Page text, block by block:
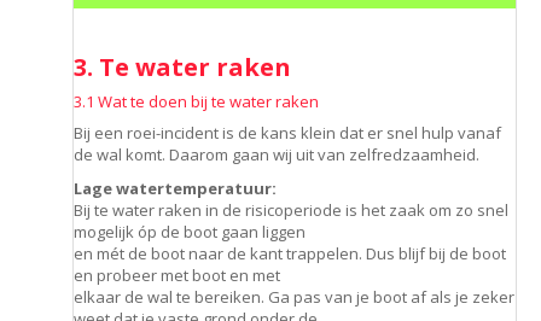
3. Te water raken
3.1 Wat te doen bij te water raken
Bij een roei-incident is de kans klein dat er snel hulp vanaf
de wal komt. Daarom gaan wij uit van zelfredzaamheid.
Lage watertemperatuur:
Bij te water raken in de risicoperiode is het zaak om zo snel
mogelijk óp de boot gaan liggen
en mét de boot naar de kant trappelen. Dus blijf bij de boot
en probeer met boot en met
elkaar de wal te bereiken. Ga pas van je boot af als je zeker